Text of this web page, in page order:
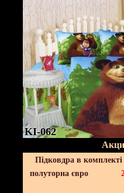
KI-062
Підковдра в
полуторна євро